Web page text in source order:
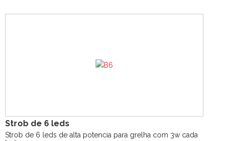
Strob de 6 leds
Strob de 6 leds de alta potencia para grelha com 3w cada